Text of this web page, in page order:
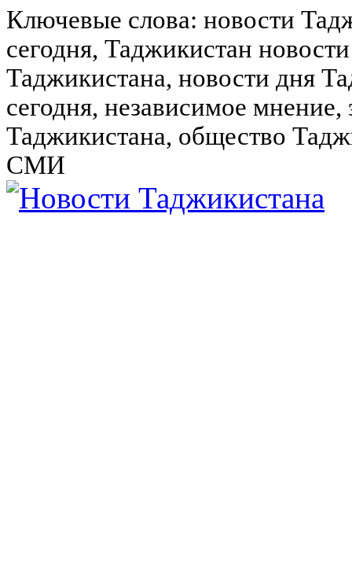
Ключевые слова: новости
сегодня, Таджикистан
Таджикистана, новости дня
сегодня, независимое
Таджикистана, общество
СМИ